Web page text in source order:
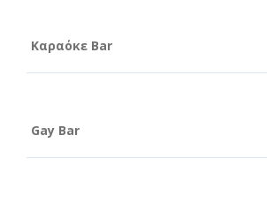
Καραόκε Bar
Gay Bar